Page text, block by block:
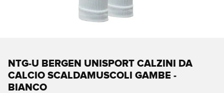
NTG-U BERGEN UNISPORT CALZINI DA
CALCIO SCALDAMUSCOLI GAMBE -
BIANCO